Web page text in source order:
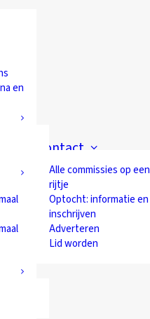
en
Contact
Alle commissies op een
rijtje
Optocht: informatie en
inschrijven
Adverteren
Lid worden